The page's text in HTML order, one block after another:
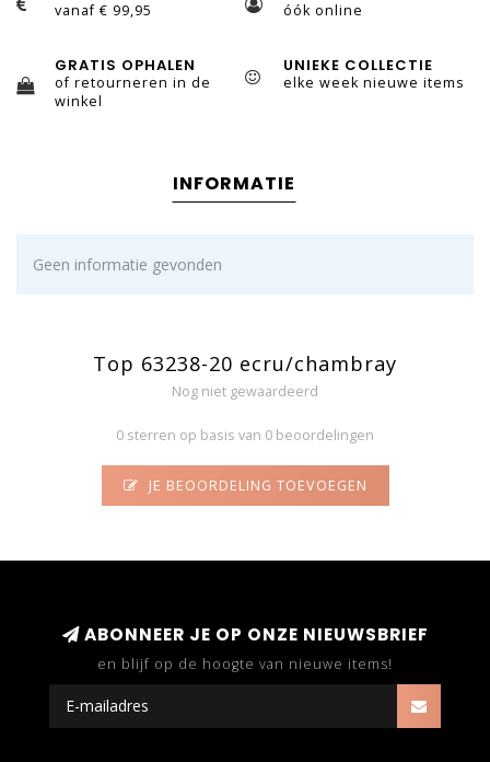
vanaf € 99,95 óók online
GRATIS OPHALEN
of retourneren in de
winkel
UNIEKE COLLECTIE
elke week nieuwe items
INFORMATIE
Geen informatie gevonden
Top 63238-20 ecru/chambray
Nog niet gewaardeerd
0 sterren op basis van 0 beoordelingen
JE BEOORDELING TOEVOEGEN
ABONNEER JE OP ONZE NIEUWSBRIEF
en blijf op de hoogte van nieuwe items!